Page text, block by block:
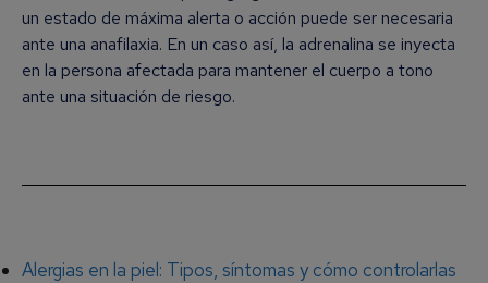
un estado de máxima alerta o acción puede ser necesaria
ante una anafilaxia. En un caso así, la adrenalina se inyecta
en la persona afectada para mantener el cuerpo a tono
ante una situación de riesgo.
Alergias en la piel: Tipos, síntomas y cómo controlarlas